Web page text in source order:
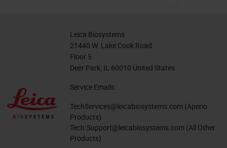
Leica Biosystems
21440 W. Lake Cook Road
Floor 5
Deer Park, IL 60010 United States
Service Emails:
TechServices@leicabiosystems.com (Aperio
Products)
Tech.Support@leicabiosystems.com (All Other
Products)